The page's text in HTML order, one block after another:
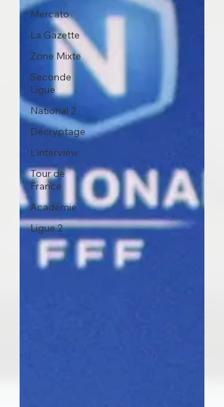
Mercato
La Gazette
Zone Mixte
Seconde
Ligue
National 2
Décryptage
L'interview
Tour de
France
Académie
Ligue 2